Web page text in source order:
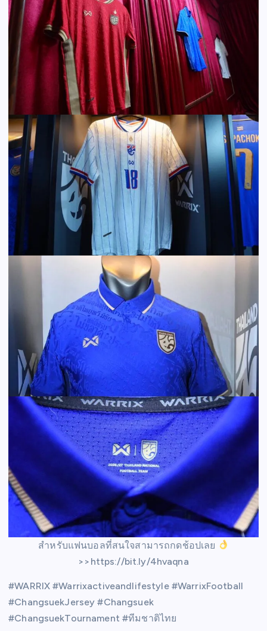
สำหรับแฟนบอลที่สนใจสามารถกดช้อปเลย
>>https://bit.ly/4hvaqna
#WARRIX #Warrixactiveandlifestyle #WarrixFootball
#ChangsuekJersey #Changsuek
#ChangsuekTournament #ทีมชาติไทย